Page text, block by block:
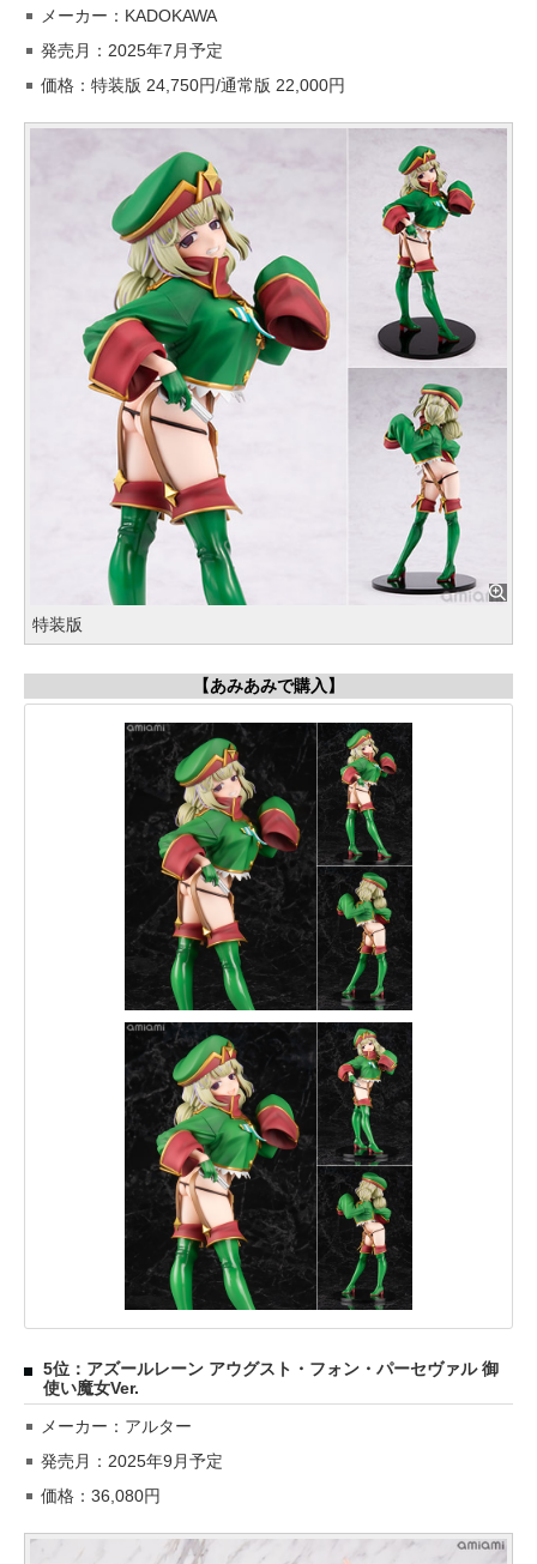
メーカー：KADOKAWA
発売月：2025年7月予定
価格：特装版 24,750円/通常版 22,000円
特装版
【あみあみで購入】
5位：アズールレーン アウグスト・フォン・パーセヴァル 御
使い魔女Ver.
メーカー：アルター
発売月：2025年9月予定
価格：36,080円